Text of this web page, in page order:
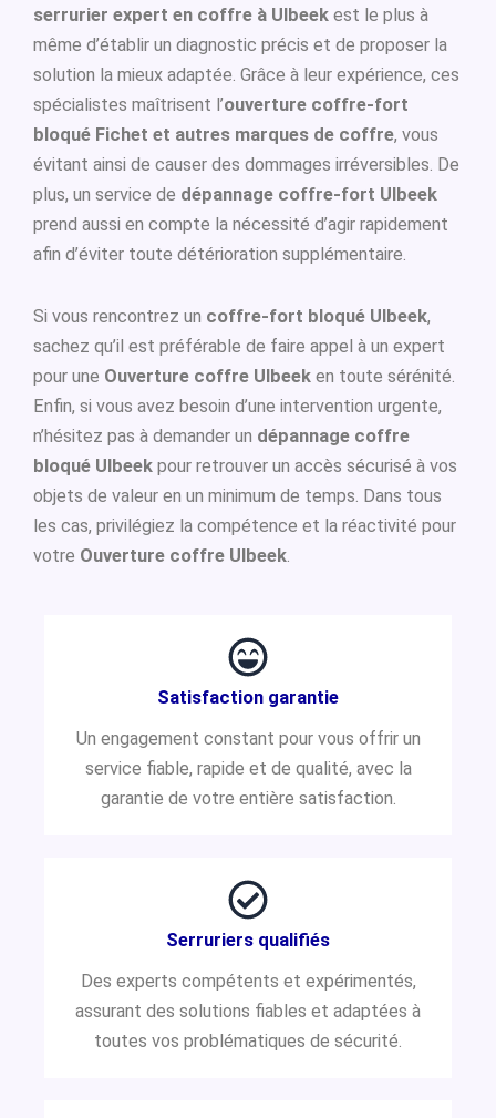
serrurier expert en coffre à Ulbeek est le plus à
même d’établir un diagnostic précis et de proposer la
solution la mieux adaptée. Grâce à leur expérience, ces
spécialistes maîtrisent l’ouverture coffre-fort
bloqué Fichet et autres marques de coffre, vous
évitant ainsi de causer des dommages irréversibles. De
plus, un service de dépannage coffre-fort Ulbeek
prend aussi en compte la nécessité d’agir rapidement
afin d’éviter toute détérioration supplémentaire.
Si vous rencontrez un coffre-fort bloqué Ulbeek,
sachez qu’il est préférable de faire appel à un expert
pour une Ouverture coffre Ulbeek en toute sérénité.
Enfin, si vous avez besoin d’une intervention urgente,
n’hésitez pas à demander un dépannage coffre
bloqué Ulbeek pour retrouver un accès sécurisé à vos
objets de valeur en un minimum de temps. Dans tous
les cas, privilégiez la compétence et la réactivité pour
votre Ouverture coffre Ulbeek.
Satisfaction garantie
Un engagement constant pour vous offrir un
service fiable, rapide et de qualité, avec la
garantie de votre entière satisfaction.
Serruriers qualifiés
Des experts compétents et expérimentés,
assurant des solutions fiables et adaptées à
toutes vos problématiques de sécurité.